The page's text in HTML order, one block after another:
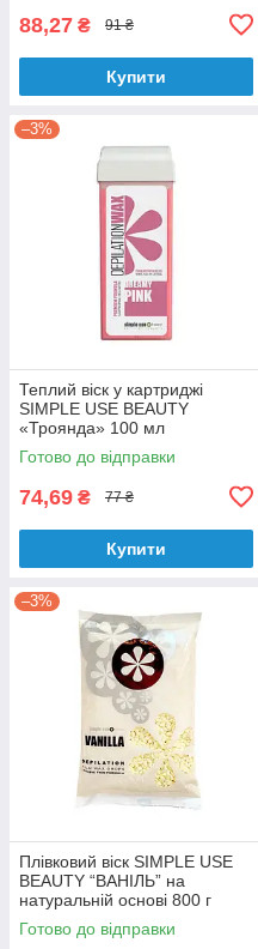
88,27 ₴ 91 ₴
Купити
–3%
Теплий віск у картриджі
SIMPLE USE BEAUTY
«Троянда» 100 мл
Готово до відправки
74,69 ₴ 77 ₴
Купити
–3%
Плівковий віск SIMPLE USE
BEAUTY “ВАНІЛЬ” на
натуральній основі 800 г
Готово до відправки